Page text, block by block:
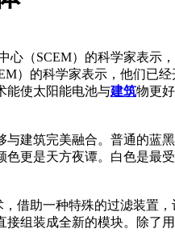
（SCEM）的科学家表示
）的科学家表示，他们已
能使太阳能电池与建筑物更
与建筑完美融合。普通的蓝
更是天方夜谭。白色是最
借助一种特殊的过滤装置
组装成全新的模块。除了